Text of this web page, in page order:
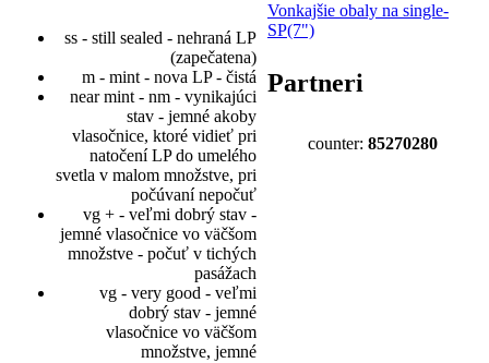
ss - still sealed - nehraná LP
(zapečatena)
m - mint - nova LP - čistá
near mint - nm - vynikajúci
stav - jemné akoby
vlasočnice, ktoré vidieť pri
natočení LP do umelého
svetla v malom množstve, pri
počúvaní nepočuť
vg + - veľmi dobrý stav -
jemné vlasočnice vo väčšom
množstve - počuť v tichých
pasážach
vg - very good - veľmi
dobrý stav - jemné
vlasočnice vo väčšom
množstve, jemné
Vonkajšie obaly na single-
SP(7")
Partneri
counter: 85270280